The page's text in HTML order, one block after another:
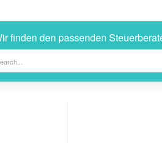
finden den passenden